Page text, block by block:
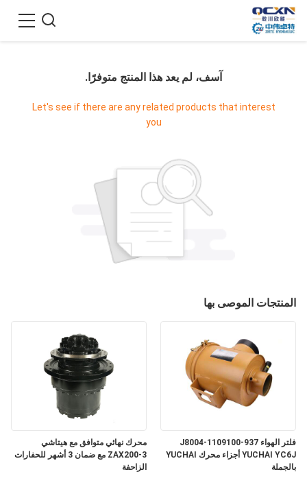
آسف، لم يعد هذا المنتج متوفرًا.
Let's see if there are any related products that interest
you
المنتجات الموصى بها
محرك نهائي متوافق مع هيتاشي
ZAX200-3 مع ضمان 3 أشهر للحفارات
الزاحفة
فلتر الهواء J8004-1109100-937
YUCHAI YC6J أجزاء محرك YUCHAI
بالجملة